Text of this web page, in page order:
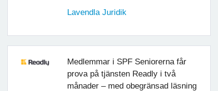
Lavendla Juridik
Medlemmar i SPF Seniorerna får
prova på tjänsten Readly i två
månader – med obegränsad läsning